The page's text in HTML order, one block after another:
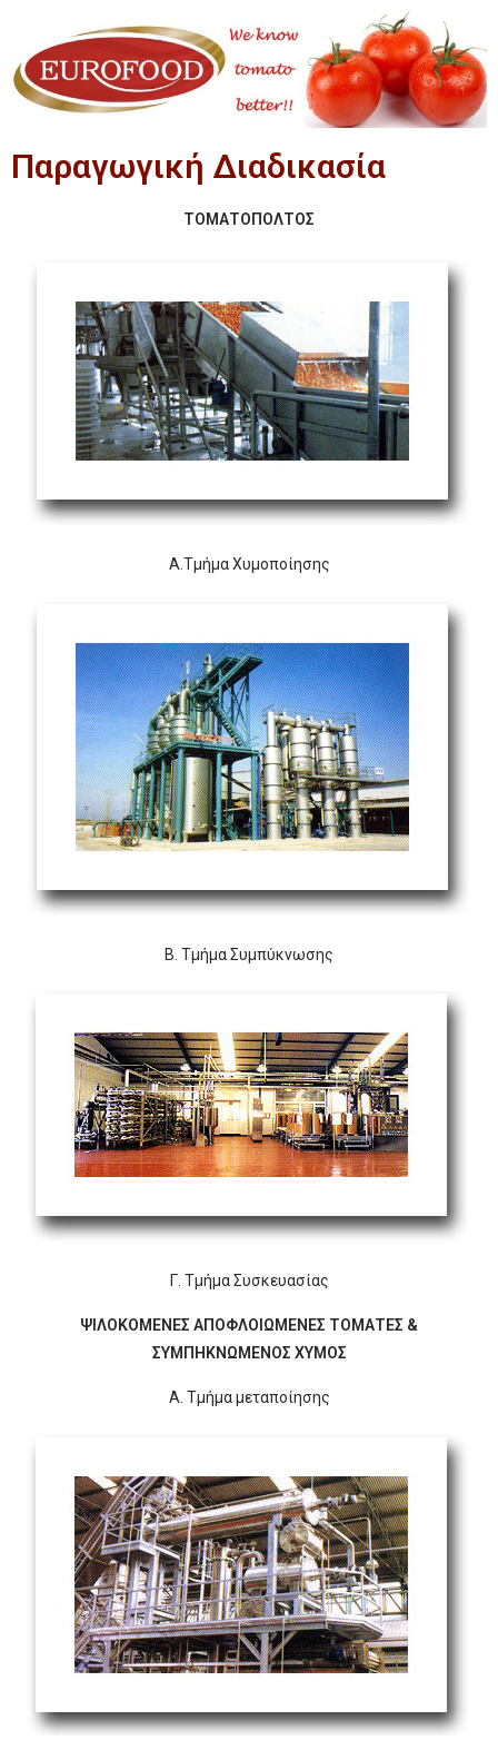
Παραγωγική Διαδικασία
ΤΟΜΑΤΟΠΟΛΤΟΣ
Α.Τμήμα Χυμοποίησης
Β. Τμήμα Συμπύκνωσης
Γ. Τμήμα Συσκευασίας
ΨΙΛΟΚΟΜΕΝΕΣ ΑΠΟΦΛΟΙΩΜΕΝΕΣ ΤΟΜΑΤΕΣ &
ΣΥΜΠΗΚΝΩΜΕΝΟΣ ΧΥΜΟΣ
Α. Τμήμα μεταποίησης